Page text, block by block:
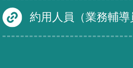
約用人員（業務輔導員）-